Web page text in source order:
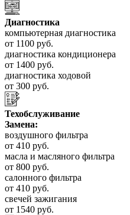
Диагностика
компьютерная диагностика
от 1100 руб.
диагностика кондиционера
от 1400 руб.
диагностика ходовой
от 300 руб.
Техобслуживание
Замена:
воздушного фильтра
от 410 руб.
масла и масляного фильтра
от 800 руб.
салонного фильтра
от 410 руб.
свечей зажигания
от 1540 руб.